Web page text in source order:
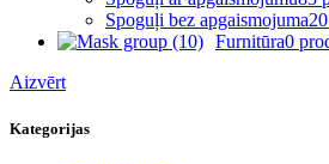
Spoguļi bez apgaismojuma
Furnitūra0
Aizvērt
Kategorijas